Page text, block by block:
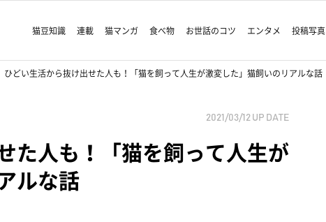
猫豆知識 連載 猫マンガ 食べ物 お世話のコツ エンタメ 投稿写真
ひどい生活から抜け出せた人も！「猫を飼って人生が激変した」猫飼いのリアルな話
2021/03/12 UP DATE
た人も！「猫を飼って人生が
ルな話